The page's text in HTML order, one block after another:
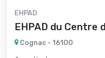
EHPAD
EHPAD du Centre
Cognac - 16100